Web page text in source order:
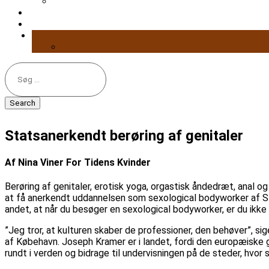
Search
for:
Statsanerkendt berøring af genitaler
Af Nina Viner For Tidens Kvinder
Berøring af genitaler, erotisk yoga, orgastisk åndedræt, anal
at få anerkendt uddannelsen som sexological bodyworker af
andet, at når du besøger en sexological bodyworker, er du
”Jeg tror, at kulturen skaber de professioner, den behøver”,
af Købehavn. Joseph Kramer er i landet, fordi den europæiske
rundt i verden og bidrage til undervisningen på de steder,